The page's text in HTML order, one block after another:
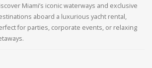
Miami’s iconic waterways and exclusive
aboard a luxurious yacht rental,
for parties, corporate events, or relaxing